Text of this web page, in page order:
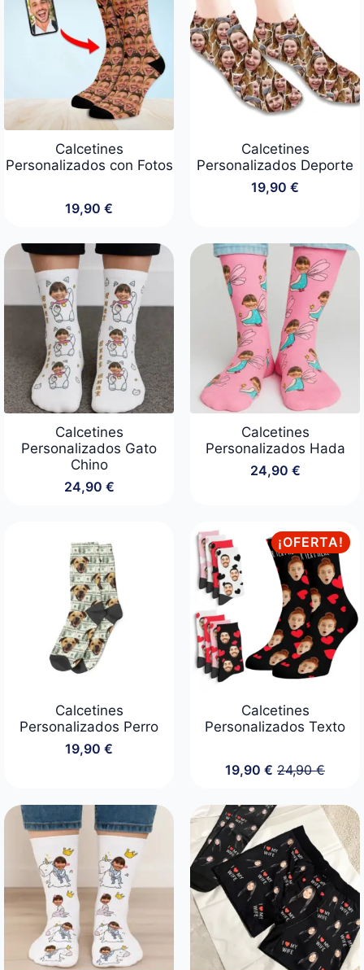
Calcetines
Personalizados con Fotos
19,90 €
Calcetines
Personalizados Deporte
19,90 €
Calcetines
Personalizados Gato
Chino
24,90 €
Calcetines
Personalizados Hada
24,90 €
Calcetines
Personalizados Perro
19,90 €
¡OFERTA!
Calcetines
Personalizados Texto
24,90€
El
original
24,90 €.
19,90€ El
actual
19,90 €.